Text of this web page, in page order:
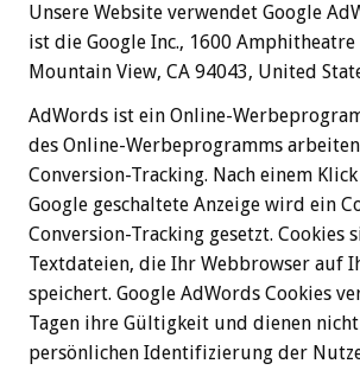
Unsere Website verwendet Google
ist die Google Inc., 1600 Amphitheatre
Mountain View, CA 94043, United
AdWords ist ein Online-
des Online-Werbeprogramms
Conversion-Tracking. Nach einem
Google geschaltete Anzeige wird ein
Conversion-Tracking gesetzt. Cookies
Textdateien, die Ihr Webbrowser auf
speichert. Google AdWords Cookies
Tagen ihre Gültigkeit und dienen
persönlichen Identifizierung der